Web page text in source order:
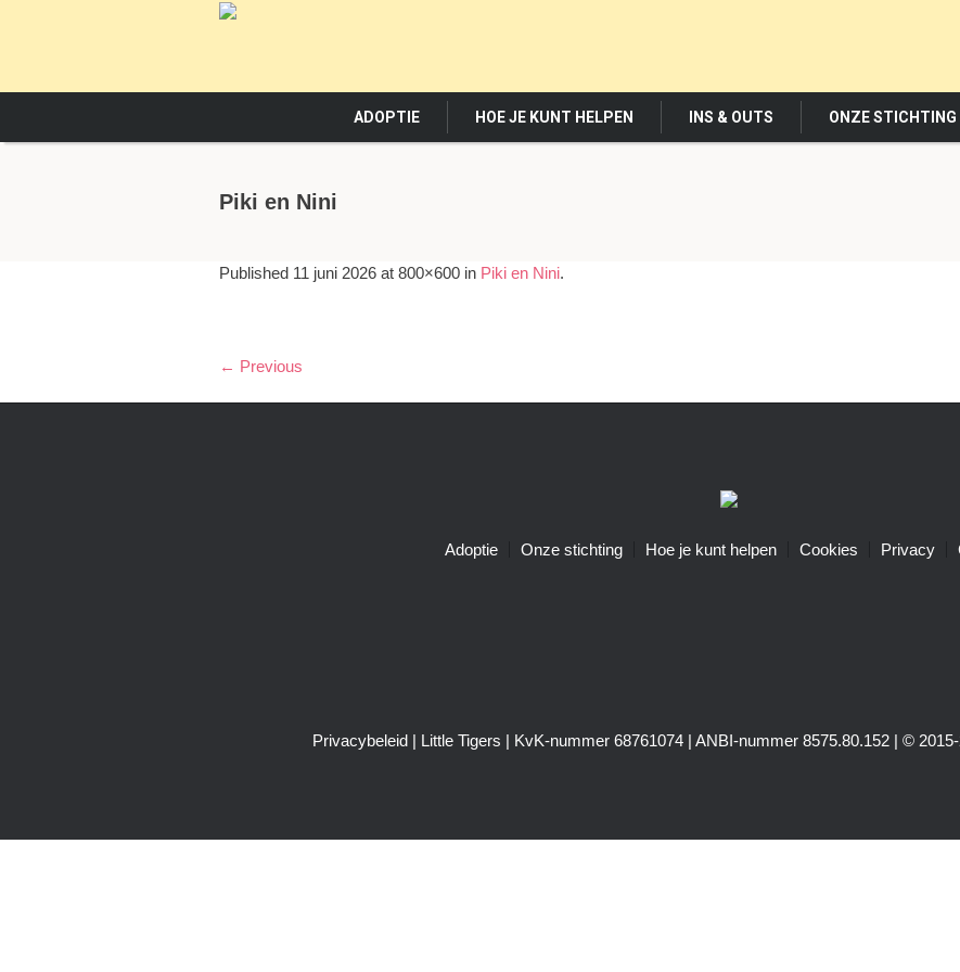
ADOPTIE HOE JE KUNT HELPEN INS & OUTS ONZE STICHTING
Piki en Nini
Published 11 juni 2026 at 800×600 in Piki en Nini.
← Previous
Adoptie Onze stichting Hoe je kunt helpen Cookies Privacy
Privacybeleid| Little Tigers | KvK-nummer 68761074 | ANBI-nummer 8575.80.152 | ©